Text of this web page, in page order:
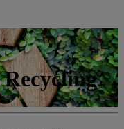
Recycling